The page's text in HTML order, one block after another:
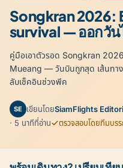
Songkran 2026:
survival — ออกวั
คู่มือเอาตัวรอด Songkran
Mueang — วันบินถูกสุด เส้นทา
ลับเช็คอินช่วงพีค
SE เขียนโดยSiamFlights
· 5 นาทีที่อ่าน
ตรวจสอบโดยทีมบร